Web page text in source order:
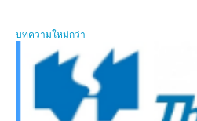
บทความใหม่กว่า